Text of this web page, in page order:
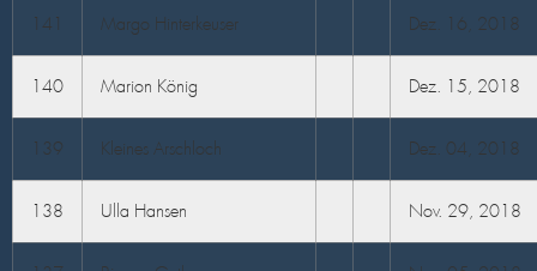
141 Margo Hinterkeuser Dez. 16, 2018
140 Marion König Dez. 15, 2018
139 Kleines Arschloch Dez. 04, 2018
138 Ulla Hansen Nov. 29, 2018